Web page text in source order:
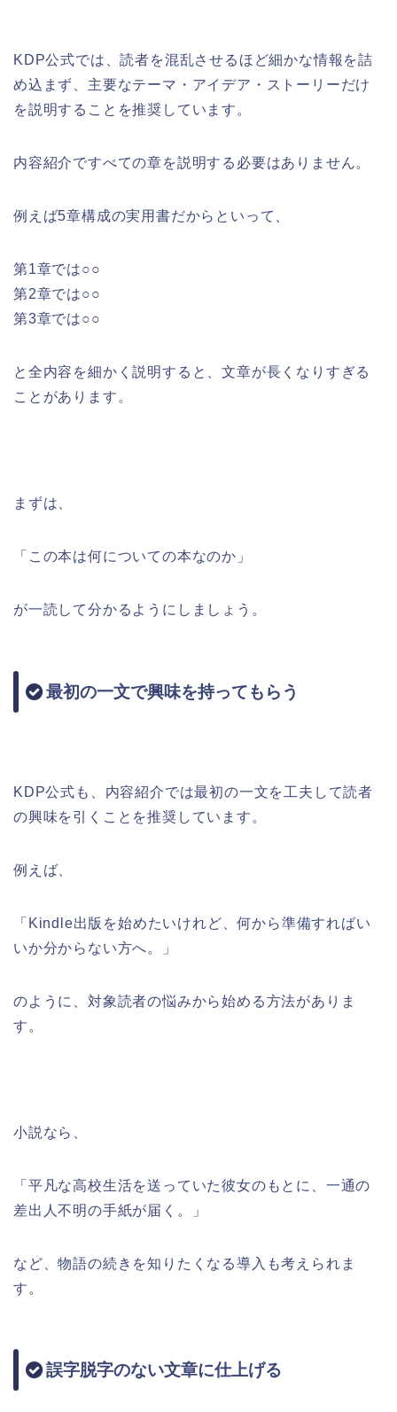
KDP公式では、読者を混乱させるほど細かな情報を詰
め込まず、主要なテーマ・アイデア・ストーリーだけ
を説明することを推奨しています。
内容紹介ですべての章を説明する必要はありません。
例えば5章構成の実用書だからといって、
第1章では○○
第2章では○○
第3章では○○
と全内容を細かく説明すると、文章が長くなりすぎる
ことがあります。
まずは、
「この本は何についての本なのか」
が一読して分かるようにしましょう。
最初の一文で興味を持ってもらう
KDP公式も、内容紹介では最初の一文を工夫して読者
の興味を引くことを推奨しています。
例えば、
「Kindle出版を始めたいけれど、何から準備すればい
いか分からない方へ。」
のように、対象読者の悩みから始める方法がありま
す。
小説なら、
「平凡な高校生活を送っていた彼女のもとに、一通の
差出人不明の手紙が届く。」
など、物語の続きを知りたくなる導入も考えられま
す。
誤字脱字のない文章に仕上げる